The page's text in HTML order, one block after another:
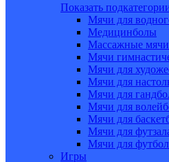
Показать
Мячи для
Медицинболы
Массажные мячи
Мячи
Мячи для
Мячи для
Мячи для
Мячи для
Мячи для
Мячи для
Мячи для
Игры